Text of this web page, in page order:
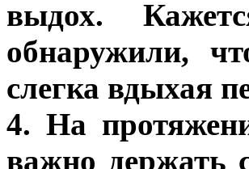
выдох.
обнаружили,
слегка вдыхая
4. На
важно держать